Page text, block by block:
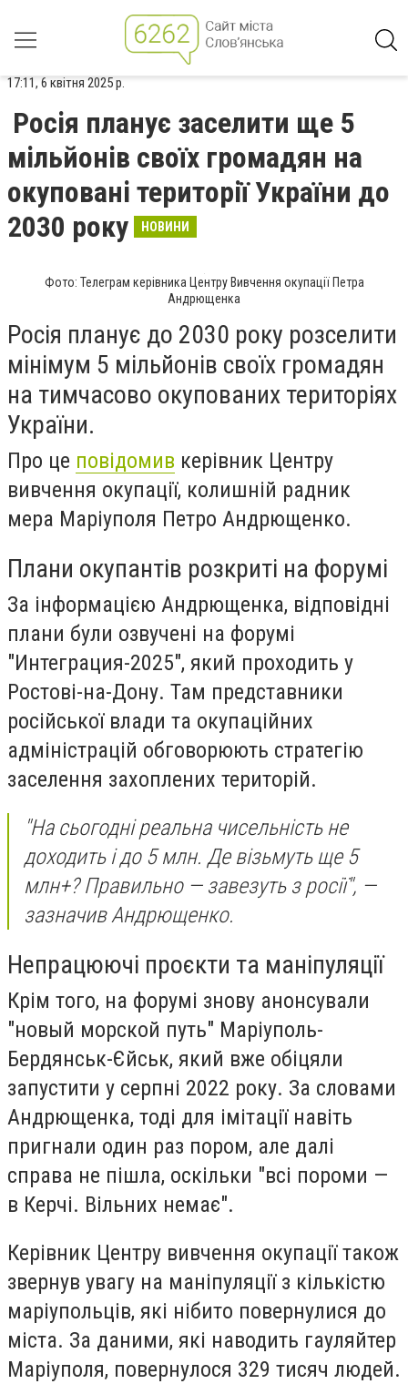
17:11, 6 квітня 2025 р.
Росія планує заселити ще 5
мільйонів своїх громадян на
окуповані території України до
2030 року
НОВИНИ
Фото: Телеграм керівника Центру Вивчення окупації Петра
Андрющенка
Росія планує до 2030 року розселити
мінімум 5 мільйонів своїх громадян
на тимчасово окупованих територіях
України.
Про це повідомив керівник Центру
вивчення окупації, колишній радник
мера Маріуполя Петро Андрющенко.
Плани окупантів розкриті на форумі
За інформацією Андрющенка, відповідні
плани були озвучені на форумі
"Интеграция-2025", який проходить у
Ростові-на-Дону. Там представники
російської влади та окупаційних
адміністрацій обговорюють стратегію
заселення захоплених територій.
"На сьогодні реальна чисельність не
доходить і до 5 млн. Де візьмуть ще 5
млн+? Правильно — завезуть з росії", —
зазначив Андрющенко.
Непрацюючі проєкти та маніпуляції
Крім того, на форумі знову анонсували
"новый морской путь" Маріуполь-
Бердянськ-Єйськ, який вже обіцяли
запустити у серпні 2022 року. За словами
Андрющенка, тоді для імітації навіть
пригнали один раз пором, але далі
справа не пішла, оскільки "всі пороми —
в Керчі. Вільних немає".
Керівник Центру вивчення окупації також
звернув увагу на маніпуляції з кількістю
маріупольців, які нібито повернулися до
міста. За даними, які наводить гауляйтер
Маріуполя, повернулося 329 тисяч людей.